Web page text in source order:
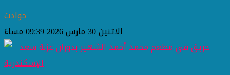
حوادث
الاثنين 30 مارس 2026 09:39 مساءً